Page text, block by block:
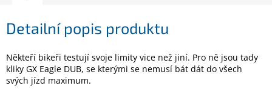
Velké
spotřebiče
Počítače
a
notebooky
Detailní popis produktu
Někteří bikeři testují svoje limity vice než jiní. Pro ně jsou tady
kliky GX Eagle DUB, se kterými se nemusí bát dát do všech
svých jízd maximum.